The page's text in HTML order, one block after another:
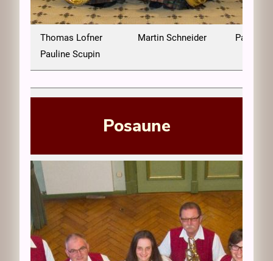
Thomas Lofner Martin Schneider
Paul
Pauline Scupin
Posaune